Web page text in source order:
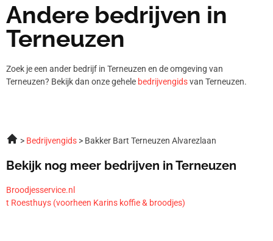
Andere bedrijven in
Terneuzen
Zoek je een ander bedrijf in Terneuzen en de omgeving van
Terneuzen? Bekijk dan onze gehele bedrijvengidsvan Terneuzen.
Bedrijvengids Bakker Bart Terneuzen Alvarezlaan
Bekijk nog meer bedrijven in Terneuzen
Broodjesservice.nl
t Roesthuys (voorheen Karins koffie & broodjes)